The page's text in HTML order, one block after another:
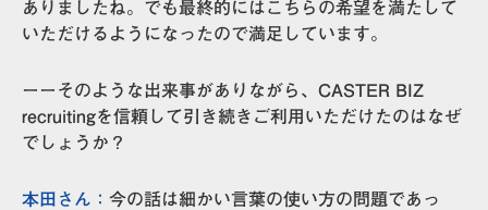
ありましたね。でも最終的にはこちらの希望を満たして
いただけるようになったので満足しています。
ーーそのような出来事がありながら、CASTER BIZ
recruitingを信頼して引き続きご利用いただけたのはなぜ
でしょうか？
本田さん： 今の話は細かい言葉の使い方の問題であっ